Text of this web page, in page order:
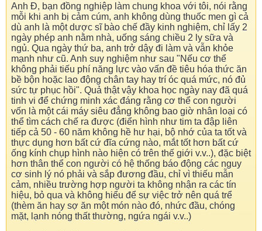
Anh Đ, bạn đồng nghiệp làm chung khoa với tôi, nói rằng
mỗi khi anh bị cảm cúm, anh không dùng thuốc men gì cả
dù anh là một dược sĩ bào chế đầy kinh nghiệm, chỉ lấy 2
ngày phép anh nằm nhà, uống sáng chiều 2 ly sữa và
ngủ. Qua ngày thứ ba, anh trở dậy đi làm và vẫn khỏe
mạnh như cũ. Anh suy nghiệm như sau "Nếu cơ thể
không phải tiếu phí năng lực vào vấn đề tiêu hóa thức ăn
bề bộn hoặc lao động chân tay hay trí óc quá mức, nó đủ
sức tự phục hồi". Quả thật vậy khoa học ngày nay đã quá
tinh vi để chứng minh xác đáng rằng cơ thể con người
vốn là một cái máy siêu đẳng không bao giờ nhân loại có
thể tìm cách chế ra được (điển hình như tim ta đập liên
tiếp cả 50 - 60 năm không hề hư hại, bộ nhớ của ta tốt và
thực dụng hơn bất cứ đĩa cứng nào, mắt tốt hơn bất cứ
ống kính chụp hình nào hiện có trên thế giới v.v..), đặc biệt
hơn thân thể con người có hệ thống báo động các nguy
cơ sinh lý nó phải và sắp đương đầu, chỉ vì thiếu mẫn
cảm, nhiều trường hợp người ta không nhận ra các tín
hiệu, bỏ qua và không hiểu để sự việc trở nên quá trể
(thèm ăn hay sợ ăn một món nào đó, nhức đầu, chóng
mặt, lạnh nóng thất thường, ngứa ngái v.v..)